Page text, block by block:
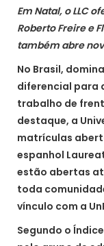
Em Natal, o LLC
Roberto Freire e
também abre
No Brasil,
diferencial para
trabalho de
destaque, a
matrículas
espanhol
estão abertas
toda
vínculo com a
Segundo o